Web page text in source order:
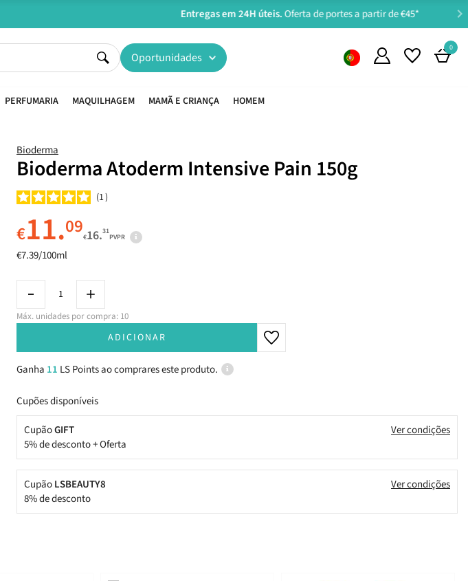
Oportunidades
0
PERFUMARIA MAQUILHAGEM MAMÃ E CRIANÇA HOMEM
Bioderma
Bioderma Atoderm Intensive Pain 150g
1
€11.09€16.31
PVPR
€7.39/100ml
Máx. unidades por compra: 10
ADICIONAR
Ganha 11 LS Points ao comprares este produto.
Cupões disponíveis
CupãoGIFT
5% de desconto + Oferta
Ver condições
CupãoLSBEAUTY8
8% de desconto
Ver condições